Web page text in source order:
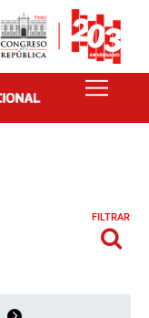
FILTRAR